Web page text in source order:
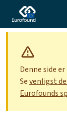
Denne side
Sevenligst
Eurofounds